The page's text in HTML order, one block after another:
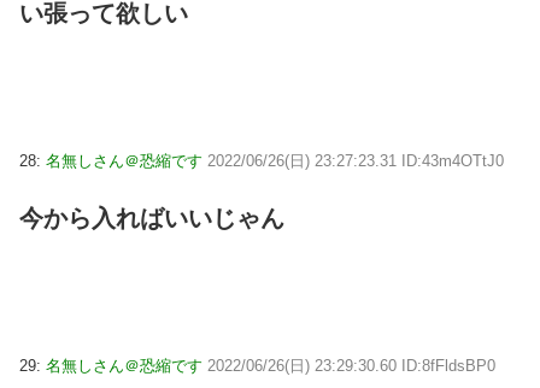
い張って欲しい
28: 名無しさん＠恐縮です 2022/06/26(日) 23:27:23.31 ID:43m4OTtJ0
今から入ればいいじゃん
29: 名無しさん＠恐縮です 2022/06/26(日) 23:29:30.60 ID:8fFldsBP0